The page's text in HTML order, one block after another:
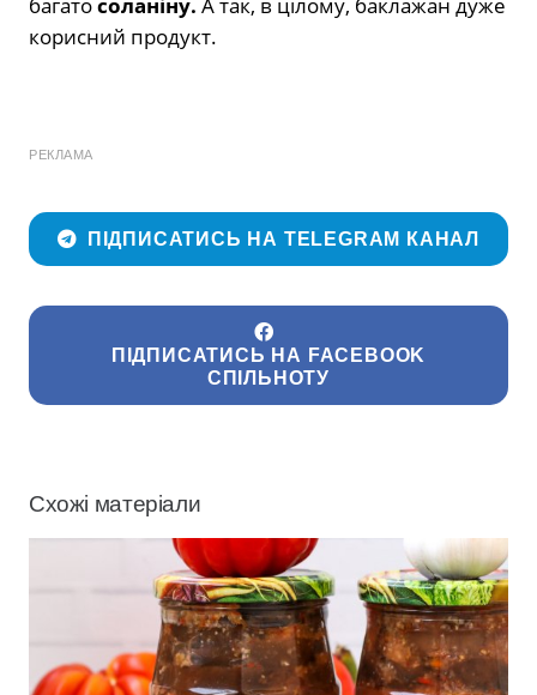
багатосоланіну. А так, в цілому, баклажан дуже
корисний продукт.
РЕКЛАМА
ПІДПИСАТИСЬ НА TELEGRAM КАНАЛ
ПІДПИСАТИСЬ НА FACEBOOK
СПІЛЬНОТУ
Схожі матеріали